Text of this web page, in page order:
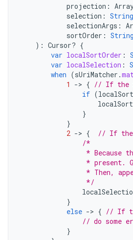
projection :
selection :
selectionArgs :
sortOrder :
): Cursor? {
var localSortOrder :
var localSelection :
when (sUriMatcher .
1
-> { // If the
if (
}
}
2 -> {
// If the
/*
* Because
* present.
* Then,
                 */
}
else -> { // If
// do some
}